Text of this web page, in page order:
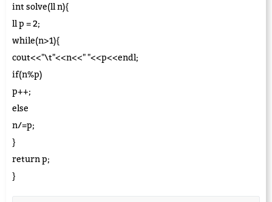
int solve(ll n){
ll p = 2;
while(n>1){
cout<<"\t"<<n<<" "<<p<<endl;
if(n%p)
p++;
else
n/=p;
}
return p;
}